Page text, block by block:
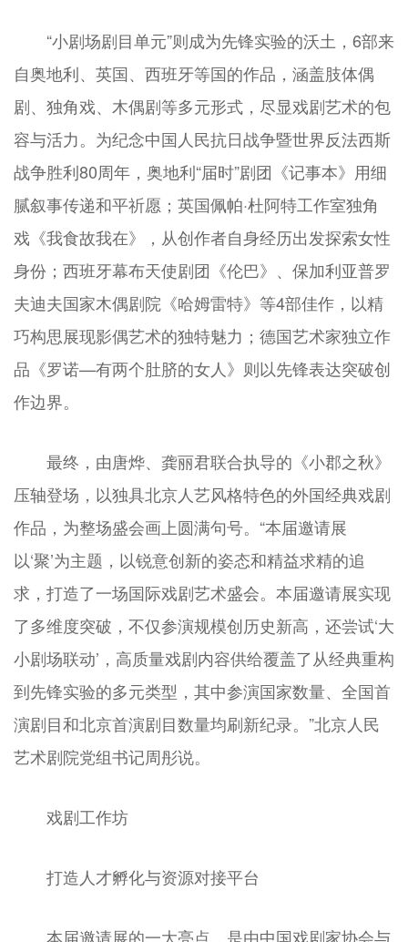
“小剧场剧目单元”则成为先锋实验的沃土，6部来
自奥地利、英国、西班牙等国的作品，涵盖肢体偶
剧、独角戏、木偶剧等多元形式，尽显戏剧艺术的包
容与活力。为纪念中国人民抗日战争暨世界反法西斯
战争胜利80周年，奥地利“届时”剧团《记事本》用细
腻叙事传递和平祈愿；英国佩帕·杜阿特工作室独角
戏《我食故我在》，从创作者自身经历出发探索女性
身份；西班牙幕布天使剧团《伦巴》、保加利亚普罗
夫迪夫国家木偶剧院《哈姆雷特》等4部佳作，以精
巧构思展现影偶艺术的独特魅力；德国艺术家独立作
品《罗诺—有两个肚脐的女人》则以先锋表达突破创
作边界。
最终，由唐烨、龚丽君联合执导的《小郡之秋》
压轴登场，以独具北京人艺风格特色的外国经典戏剧
作品，为整场盛会画上圆满句号。“本届邀请展
以‘聚’为主题，以锐意创新的姿态和精益求精的追
求，打造了一场国际戏剧艺术盛会。本届邀请展实现
了多维度突破，不仅参演规模创历史新高，还尝试‘大
小剧场联动’，高质量戏剧内容供给覆盖了从经典重构
到先锋实验的多元类型，其中参演国家数量、全国首
演剧目和北京首演剧目数量均刷新纪录。”北京人民
艺术剧院党组书记周彤说。
戏剧工作坊
打造人才孵化与资源对接平台
本届邀请展的一大亮点，是由中国戏剧家协会与